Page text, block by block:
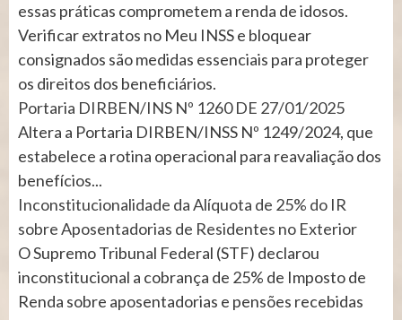
essas práticas comprometem a renda de idosos.
Verificar extratos no Meu INSS e bloquear
consignados são medidas essenciais para proteger
os direitos dos beneficiários.
Portaria DIRBEN/INS Nº 1260 DE 27/01/2025
Altera a Portaria DIRBEN/INSS Nº 1249/2024, que
estabelece a rotina operacional para reavaliação dos
benefícios...
Inconstitucionalidade da Alíquota de 25% do IR
sobre Aposentadorias de Residentes no Exterior
O Supremo Tribunal Federal (STF) declarou
inconstitucional a cobrança de 25% de Imposto de
Renda sobre aposentadorias e pensões recebidas